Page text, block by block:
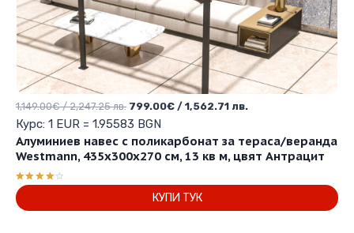
Алуминиев навес с поликарбонат за тераса/веранда
Westmann, 435х300х270 см, 13 кв м, цвят Антрацит
Оценено
с
4.00
1,149.00€/ 2,247.25 лв. Original
price
was:
1,149.00€
2,247.25 лв..
799.00€ / 1,562.71 лв.Текущата
е:
799.00€
1,562.71 лв..
Курс: 1 EUR = 1.95583 BGN
КУПИ ТУК